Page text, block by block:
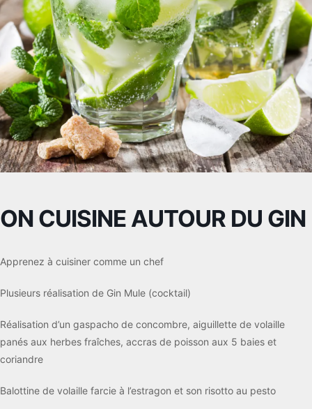
ON CUISINE AUTOUR DU GIN
Apprenez à cuisiner comme un chef
Plusieurs réalisation de Gin Mule (cocktail)
Réalisation d’un gaspacho de concombre, aiguillette de volaille
panés aux herbes fraîches, accras de poisson aux 5 baies et
coriandre
Balottine de volaille farcie à l’estragon et son risotto au pesto